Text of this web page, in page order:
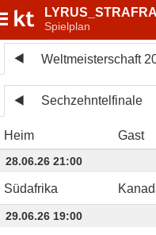
Spielplan
Weltmeisterschaft
Sechzehntelfinale
Heim Gast
28.06.26 21:00
Südafrika
29.06.26 19:00